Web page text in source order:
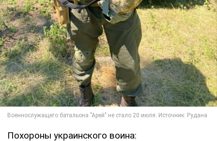
Похороны украинского воина: